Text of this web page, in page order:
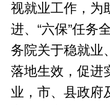
视就业工作，为
进、“六保”任务
务院关于稳就业
落地生效，促进
业，市、县政府